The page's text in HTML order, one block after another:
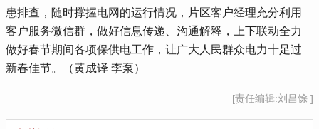
患排查，随时撑握电网的运行情况，片区客户经理充分利用
客户服务微信群，做好信息传递、沟通解释，上下联动全力
做好春节期间各项保供电工作，让广大人民群众电力十足过
新春佳节。（黄成译 李泵）
[责任编辑:刘昌馀 ]